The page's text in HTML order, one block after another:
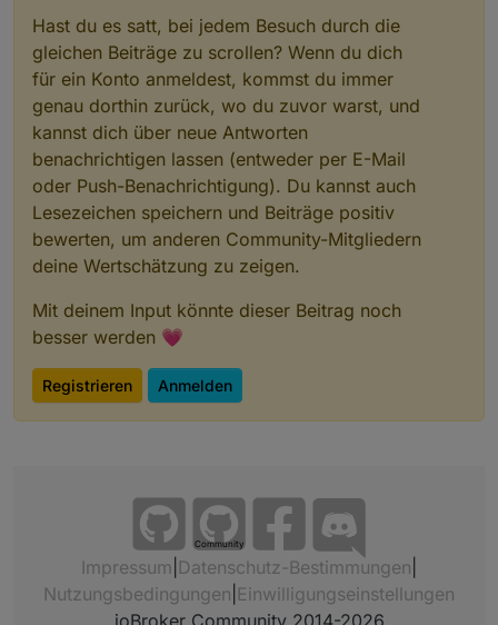
Hast du es satt, bei jedem Besuch durch die
gleichen Beiträge zu scrollen? Wenn du dich
für ein Konto anmeldest, kommst du immer
genau dorthin zurück, wo du zuvor warst, und
kannst dich über neue Antworten
benachrichtigen lassen (entweder per E-Mail
oder Push-Benachrichtigung). Du kannst auch
Lesezeichen speichern und Beiträge positiv
bewerten, um anderen Community-Mitgliedern
deine Wertschätzung zu zeigen.
Mit deinem Input könnte dieser Beitrag noch
besser werden 💗
Registrieren Anmelden
Community
Impressum Datenschutz-Bestimmungen
Nutzungsbedingungen Einwilligungseinstellungen
ioBroker Community 2014-2026